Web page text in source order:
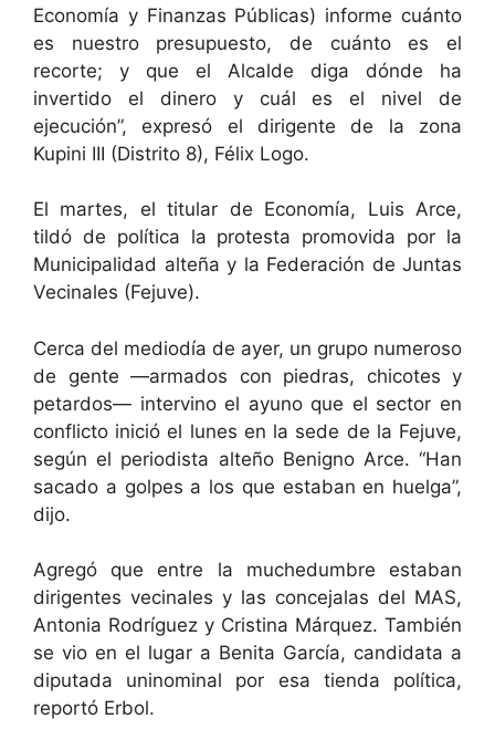
Economía y Finanzas Públicas) informe cuánto
es nuestro presupuesto, de cuánto es el
recorte; y que el Alcalde diga dónde ha
invertido el dinero y cuál es el nivel de
ejecución”, expresó el dirigente de la zona
Kupini III (Distrito 8), Félix Logo.
El martes, el titular de Economía, Luis Arce,
tildó de política la protesta promovida por la
Municipalidad alteña y la Federación de Juntas
Vecinales (Fejuve).
Cerca del mediodía de ayer, un grupo numeroso
de gente —armados con piedras, chicotes y
petardos— intervino el ayuno que el sector en
conflicto inició el lunes en la sede de la Fejuve,
según el periodista alteño Benigno Arce. “Han
sacado a golpes a los que estaban en huelga”,
dijo.
Agregó que entre la muchedumbre estaban
dirigentes vecinales y las concejalas del MAS,
Antonia Rodríguez y Cristina Márquez. También
se vio en el lugar a Benita García, candidata a
diputada uninominal por esa tienda política,
reportó Erbol.